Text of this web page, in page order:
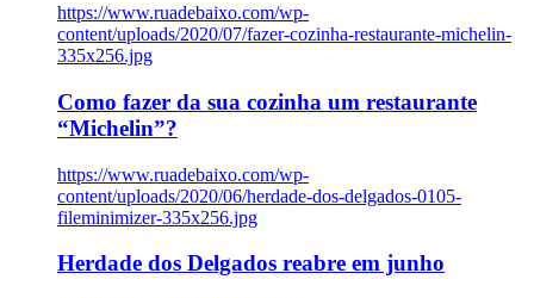
https://www.ruadebaixo.com/wp-
content/uploads/2020/07/fazer-cozinha-restaurante-michelin-
335x256.jpg
Como fazer da sua cozinha um restaurante
“Michelin”?
https://www.ruadebaixo.com/wp-
content/uploads/2020/06/herdade-dos-delgados-0105-
fileminimizer-335x256.jpg
Herdade dos Delgados reabre em junho